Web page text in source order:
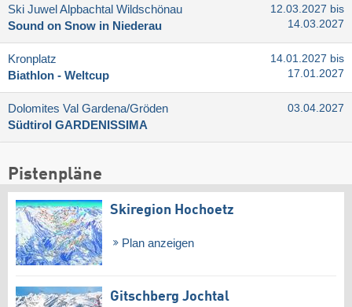
Ski Juwel Alpbachtal Wildschönau
Sound on Snow in Niederau
12.03.2027 bis
14.03.2027
Kronplatz
Biathlon - Weltcup
14.01.2027 bis
17.01.2027
Dolomites Val Gardena/​Gröden
Südtirol GARDENISSIMA
03.04.2027
Pistenpläne
Skiregion Hochoetz
Plan anzeigen
Gitschberg Jochtal